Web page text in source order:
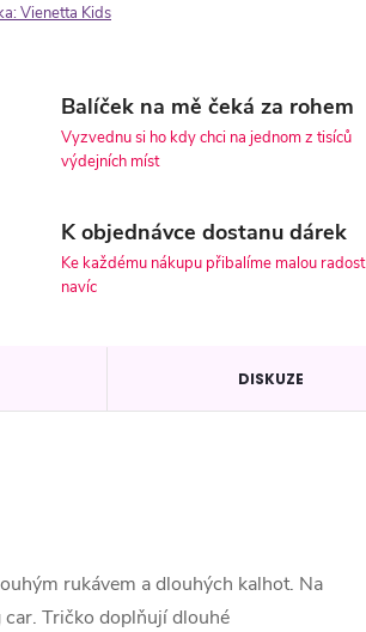
Vienetta Kids
Balíček na mě čeká za rohem
Vyzvednu si ho kdy chci na jednom z tisíců
výdejních míst
K objednávce dostanu dárek
Ke každému nákupu přibalíme malou radost
navíc
DISKUZE
rukávem a dlouhých kalhot. Na
Tričko doplňují dlouhé